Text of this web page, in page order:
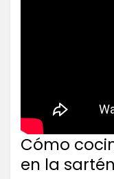
Cómo
en la sartén